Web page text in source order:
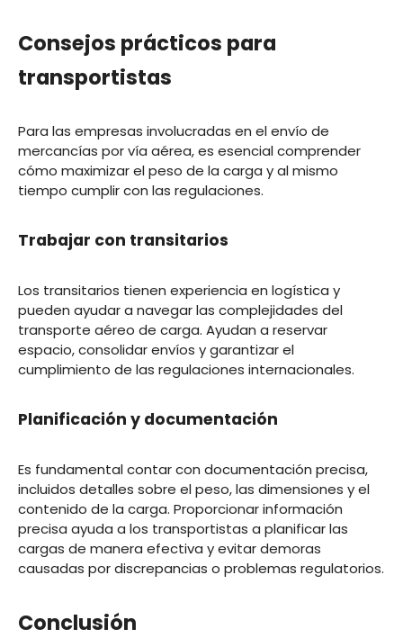
Consejos prácticos para
transportistas
Para las empresas involucradas en el envío de
mercancías por vía aérea, es esencial comprender
cómo maximizar el peso de la carga y al mismo
tiempo cumplir con las regulaciones.
Trabajar con transitarios
Los transitarios tienen experiencia en logística y
pueden ayudar a navegar las complejidades del
transporte aéreo de carga. Ayudan a reservar
espacio, consolidar envíos y garantizar el
cumplimiento de las regulaciones internacionales.
Planificación y documentación
Es fundamental contar con documentación precisa,
incluidos detalles sobre el peso, las dimensiones y el
contenido de la carga. Proporcionar información
precisa ayuda a los transportistas a planificar las
cargas de manera efectiva y evitar demoras
causadas por discrepancias o problemas regulatorios.
Conclusión